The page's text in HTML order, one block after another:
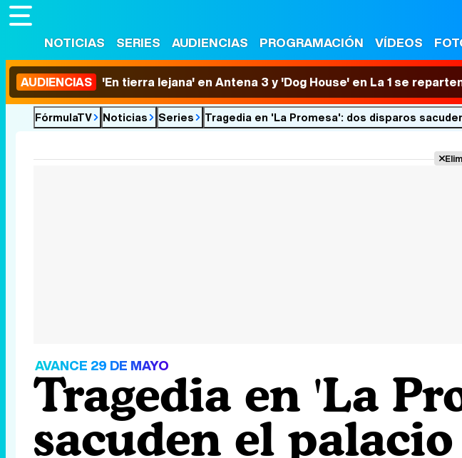
NOTICIAS SERIES AUDIENCIAS PROGRAMACIÓN VÍDEOS
AUDIENCIAS 'En tierra lejana' en Antena 3 y 'Dog House' en La 1 se
FórmulaTV Noticias Series Tragedia en 'La Promesa': dos disparos
AVANCE 29 DE MAYO
Tragedia en 'La
sacuden el